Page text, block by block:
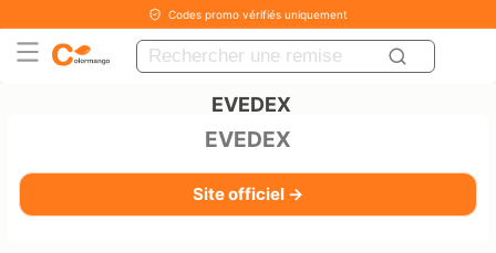
Codes promo vérifiés uniquement
EVEDEX
EVEDEX
Site officiel →